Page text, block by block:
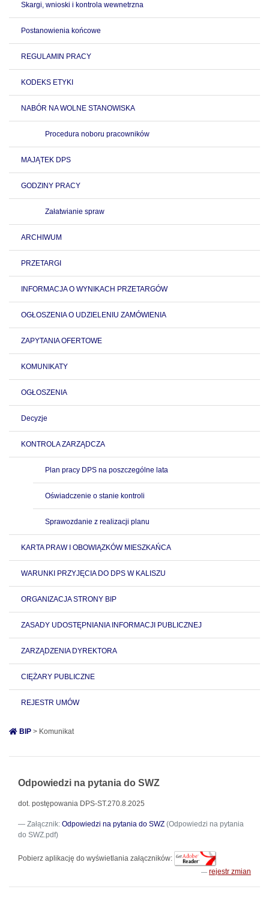
Skargi, wnioski i kontrola wewnetrzna
Postanowienia końcowe
REGULAMIN PRACY
KODEKS ETYKI
NABÓR NA WOLNE STANOWISKA
Procedura noboru pracowników
MAJĄTEK DPS
GODZINY PRACY
Załatwianie spraw
ARCHIWUM
PRZETARGI
INFORMACJA O WYNIKACH PRZETARGÓW
OGŁOSZENIA O UDZIELENIU ZAMÓWIENIA
ZAPYTANIA OFERTOWE
KOMUNIKATY
OGŁOSZENIA
Decyzje
KONTROLA ZARZĄDCZA
Plan pracy DPS na poszczególne lata
Oświadczenie o stanie kontroli
Sprawozdanie z realizacji planu
KARTA PRAW I OBOWIĄZKÓW MIESZKAŃCA
WARUNKI PRZYJĘCIA DO DPS W KALISZU
ORGANIZACJA STRONY BIP
ZASADY UDOSTĘPNIANIA INFORMACJI PUBLICZNEJ
ZARZĄDZENIA DYREKTORA
CIĘŻARY PUBLICZNE
REJESTR UMÓW
BIP > Komunikat
Odpowiedzi na pytania do SWZ
dot. postępowania DPS-ST.270.8.2025
Załącznik: Odpowiedzi na pytania do SWZ (Odpowiedzi na pytania
do SWZ.pdf)
Pobierz aplikację do wyświetlania załączników:
rejestr zmian